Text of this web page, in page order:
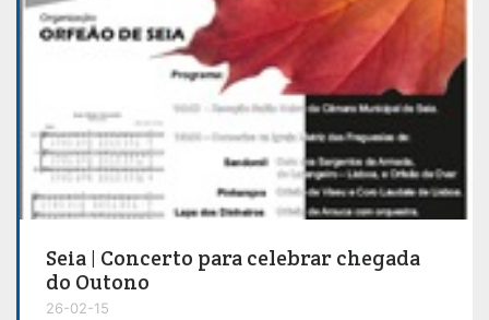
Seia | Concerto para celebrar chegada
do Outono
26-02-15